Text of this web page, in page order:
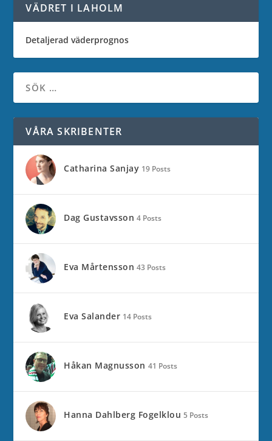
VÄDRET I LAHOLM
Detaljerad väderprognos
VÅRA SKRIBENTER
Catharina Sanjay 19 Posts
Dag Gustavsson 4 Posts
Eva Mårtensson 43 Posts
Eva Salander 14 Posts
Håkan Magnusson 41 Posts
Hanna Dahlberg Fogelklou 5 Posts